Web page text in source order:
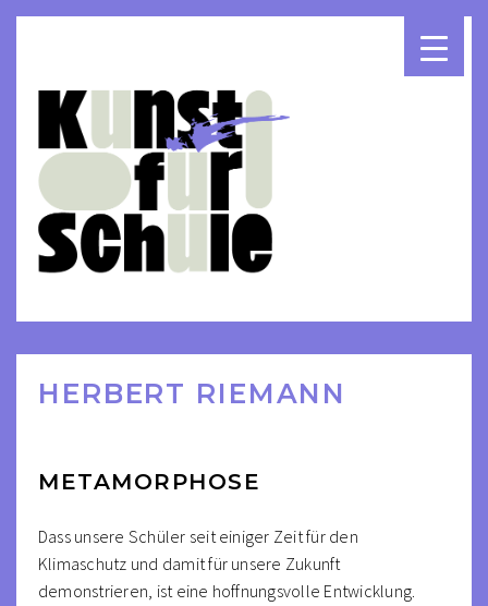
HERBERT RIEMANN
METAMORPHOSE
Dass unsere Schüler seit einiger Zeit für den
Klimaschutz und damit für unsere Zukunft
demonstrieren, ist eine hoffnungsvolle Entwicklung.
▾